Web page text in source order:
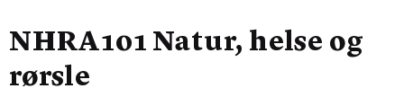
NHRA101 Natur, helse og
rørsle